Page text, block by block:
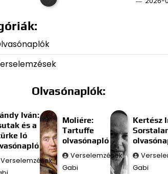
Olvasónaplók:
Iván:
és a
ló
Verselemzések
Moliére:
Tartuffe
olvasónapló
Verselemzések
Gabi
Kertész
Gabi